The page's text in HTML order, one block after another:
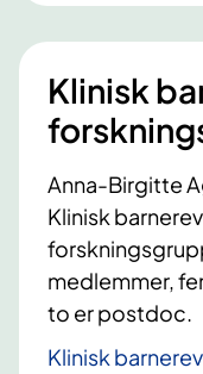
Klinisk
Anna-Birgitte
Klinisk
medlemmer,
to er postdoc.
Klinisk